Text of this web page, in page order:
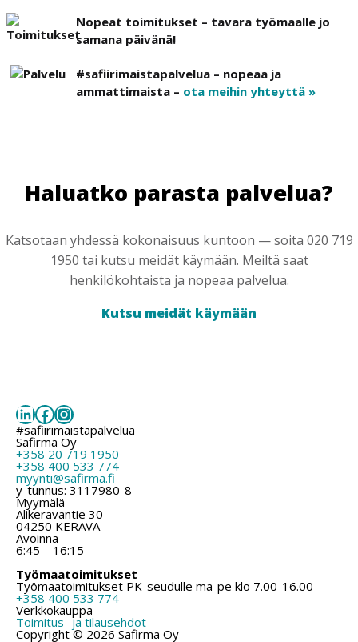
Nopeat toimitukset – tavara työmaalle jo
samana päivänä!
#safiirimaistapalvelua – nopeaa ja
ammattimaista – ota meihin yhteyttä »
Haluatko parasta palvelua?
Katsotaan yhdessä kokonaisuus kuntoon — soita 020 719
1950 tai kutsu meidät käymään. Meiltä saat
henkilökohtaista ja nopeaa palvelua.
Kutsu meidät käymään
LinkedIn
Facebook
Instagram
#safiirimaistapalvelua
Safirma Oy
+358 20 719 1950
+358 400 533 774
myynti@safirma.fi
y-tunnus: 3117980-8
Myymälä
Alikeravantie 30
04250 KERAVA
Avoinna
6:45 – 16:15
Työmaatoimitukset
Työmaatoimitukset PK-seudulle ma-pe klo 7.00-16.00
+358 400 533 774
Verkkokauppa
Toimitus- ja tilausehdot
Copyright © 2026 Safirma Oy